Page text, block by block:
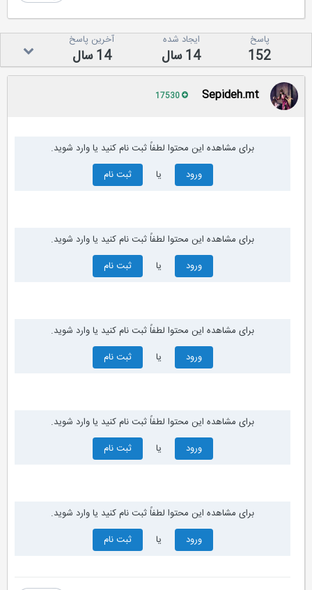
پاسخ
152
ایجاد شده
14 سال
آخرین پاسخ
14 سال
Sepideh.mt
برای مشاهده این محتوا لطفاً ثبت نام کنید یا وارد شوید.
ورود
ثبت نام
برای مشاهده این محتوا لطفاً ثبت نام کنید یا وارد شوید.
ورود
ثبت نام
برای مشاهده این محتوا لطفاً ثبت نام کنید یا وارد شوید.
ورود
ثبت نام
برای مشاهده این محتوا لطفاً ثبت نام کنید یا وارد شوید.
ورود
ثبت نام
برای مشاهده این محتوا لطفاً ثبت نام کنید یا وارد شوید.
ورود
ثبت نام